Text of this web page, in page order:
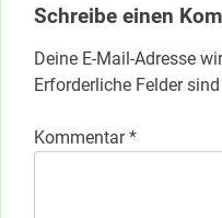
Schreibe einen
Deine E-Mail-Adresse
Erforderliche Felder
Kommentar*